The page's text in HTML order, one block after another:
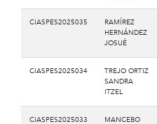
CIASPES2025035
RAMÍREZ
HERNÁNDEZ
JOSUÉ
CIASPES2025034
TREJO ORTIZ
SANDRA
ITZEL
CIASPES2025033
MANCEBO